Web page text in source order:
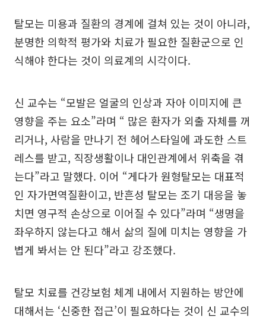
탈모는 미용과 질환의 경계에 걸쳐 있는 것이 아니라,
분명한 의학적 평가와 치료가 필요한 질환군으로 인
식해야 한다는 것이 의료계의 시각이다.
신 교수는 “모발은 얼굴의 인상과 자아 이미지에 큰
영향을 주는 요소”라며 “ 많은 환자가 외출 자체를 꺼
리거나, 사람을 만나기 전 헤어스타일에 과도한 스트
레스를 받고, 직장생활이나 대인관계에서 위축을 겪
는다”라고 말했다. 이어 “게다가 원형탈모는 대표적
인 자가면역질환이고, 반흔성 탈모는 조기 대응을 놓
치면 영구적 손상으로 이어질 수 있다”라며 “생명을
좌우하지 않는다고 해서 삶의 질에 미치는 영향을 가
볍게 봐서는 안 된다”라고 강조했다.
탈모 치료를 건강보험 체계 내에서 지원하는 방안에
대해서는 ‘신중한 접근’이 필요하다는 것이 신 교수의